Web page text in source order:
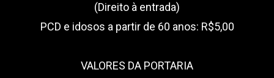
(Direito à entrada)
PCD e idosos a partir de 60 anos: R$5,00
VALORES DA PORTARIA